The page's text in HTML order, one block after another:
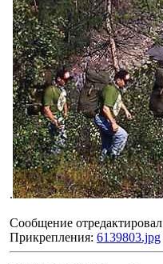
.
Сообщение отредактировал
Прикрепления: 6139803.jpg